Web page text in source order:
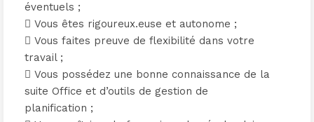
éventuels ;
 Vous êtes rigoureux.euse et autonome ;
 Vous faites preuve de flexibilité dans votre
travail ;
 Vous possédez une bonne connaissance de la
suite Office et d’outils de gestion de
planification ;